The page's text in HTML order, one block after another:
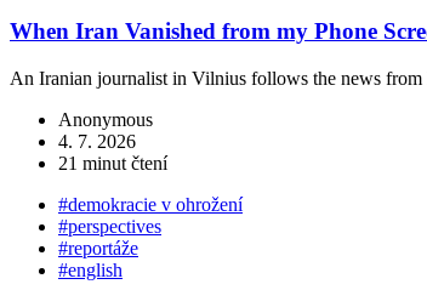
When Iran Vanished from my Phone
An Iranian journalist in Vilnius follows the news
Anonymous
4. 7. 2026
21 minut čtení
#demokracie v ohrožení
#perspectives
#reportáže
#english